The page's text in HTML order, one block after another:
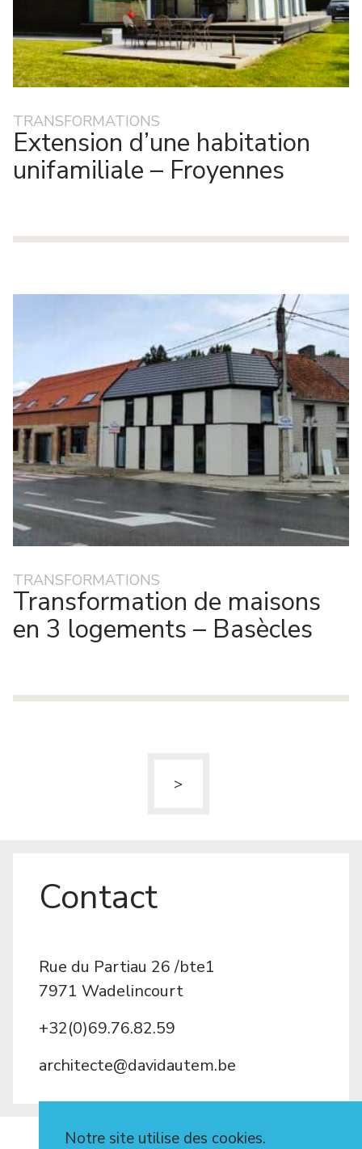
TRANSFORMATIONS
Extension d’une habitation
unifamiliale – Froyennes
TRANSFORMATIONS
Transformation de maisons
en 3 logements – Basècles
>
Contact
Rue du Partiau 26 /bte1
7971 Wadelincourt
+32(0)69.76.82.59
architecte@davidautem.be
Notre site utilise des cookies.